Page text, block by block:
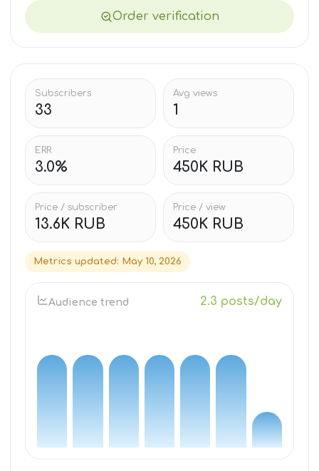
Order verification
Subscribers
33
Avg views
1
ERR
3.0%
Price
450K RUB
Price / subscriber
13.6K RUB
Price / view
450K RUB
Metrics updated: May 10, 2026
Audience trend 2.3 posts/day